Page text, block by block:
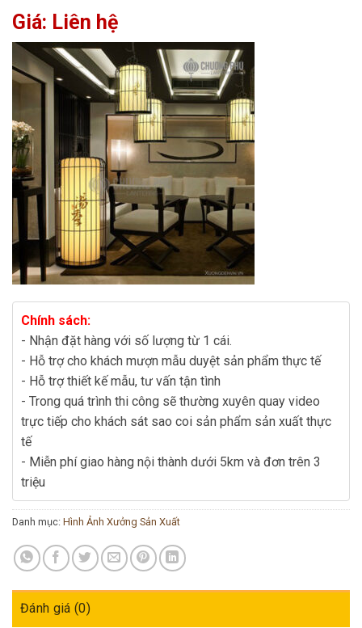
Giá: Liên hệ
Chính sách:
- Nhận đặt hàng với số lượng từ 1 cái.
- Hỗ trợ cho khách mượn mẫu duyệt sản phẩm thực tế
- Hỗ trợ thiết kế mẫu, tư vấn tận tình
- Trong quá trình thi công sẽ thường xuyên quay video
trực tiếp cho khách sát sao coi sản phẩm sản xuất thực
tế
- Miễn phí giao hàng nội thành dưới 5km và đơn trên 3
triệu
Danh mục: Hình Ảnh Xưởng Sản Xuất
Đánh giá (0)